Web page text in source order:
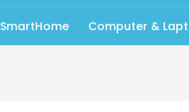
SmartHome Computer &